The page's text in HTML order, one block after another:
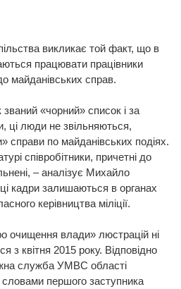
викликає той факт, що в
працювати працівники
майданівських справ.
«чорний» список і за
ці люди не звільняються,
справи по майданівських подіях.
співробітники, причетні до
– аналізує Михайло
кадри залишаються в органах
керівництва міліції.
очищення влади» люстрацій ні
з квітня 2015 року. Відповідно
служба УМВС області
першого заступника